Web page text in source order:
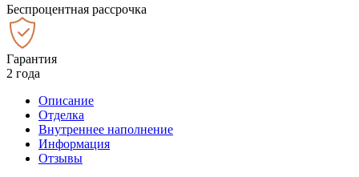
Беспроцентная рассрочка
Гарантия
2 года
Описание
Отделка
Внутреннее наполнение
Информация
Отзывы